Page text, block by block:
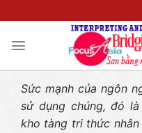
Sức mạnh của ngôn
sử dụng chúng, đó
kho tàng tri thức